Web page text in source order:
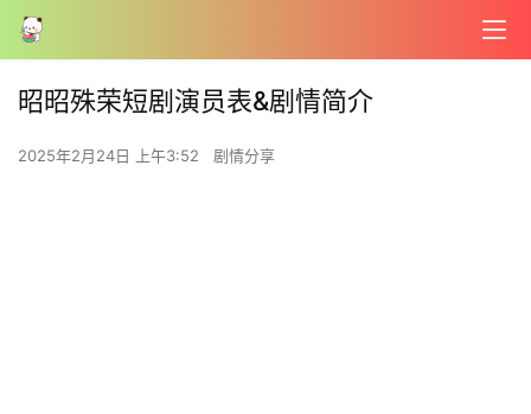
昭昭殊荣短剧演员表&剧情简介
2025年2月24日 上午3:52 剧情分享